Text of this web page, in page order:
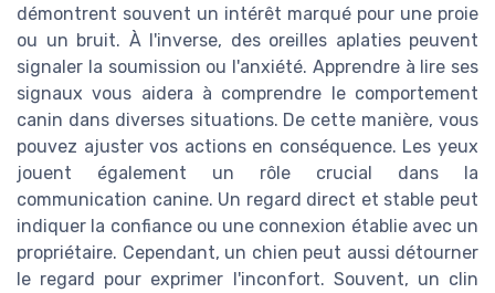
démontrent souvent un intérêt marqué pour une proie
ou un bruit. À l'inverse, des oreilles aplaties peuvent
signaler la soumission ou l'anxiété. Apprendre à lire ses
signaux vous aidera à comprendre le comportement
canin dans diverses situations. De cette manière, vous
pouvez ajuster vos actions en conséquence. Les yeux
jouent également un rôle crucial dans la
communication canine. Un regard direct et stable peut
indiquer la confiance ou une connexion établie avec un
propriétaire. Cependant, un chien peut aussi détourner
le regard pour exprimer l'inconfort. Souvent, un clin